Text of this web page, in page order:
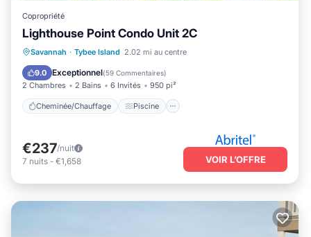
Copropriété
Lighthouse Point Condo Unit 2C
Savannah · Tybee Island 2.02 mi au centre
9.0 Exceptionnel(59 Commentaires)
2 Chambres 2 Bains 6 Invités 950 pi²
Cheminée/Chauffage Piscine
Cheminée/Chauffage
Piscine
Vue sur l’océan
Balcon/Terrasse
€237/nuit
7 nuits - €1,658 VOIR L’OFFRE